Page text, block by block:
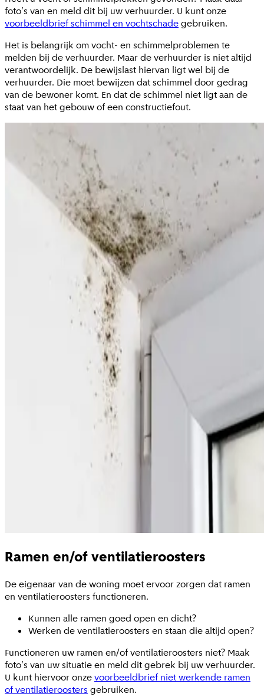
foto's van en meld dit bij uw verhuurder. U kunt onze
voorbeeldbrief schimmel en vochtschadegebruiken.
Het is belangrijk om vocht- en schimmelproblemen te
melden bij de verhuurder. Maar de verhuurder is niet altijd
verantwoordelijk. De bewijslast hiervan ligt wel bij de
verhuurder. Die moet bewijzen dat schimmel door gedrag
van de bewoner komt. En dat de schimmel niet ligt aan de
staat van het gebouw of een constructiefout.
Ramen en/of ventilatieroosters
De eigenaar van de woning moet ervoor zorgen dat ramen
en ventilatieroosters functioneren.
Kunnen alle ramen goed open en dicht?
Werken de ventilatieroosters en staan die altijd open?
Functioneren uw ramen en/of ventilatieroosters niet? Maak
foto's van uw situatie en meld dit gebrek bij uw verhuurder.
U kunt hiervoor onzevoorbeeldbrief niet werkende ramen
of ventilatieroosters gebruiken.